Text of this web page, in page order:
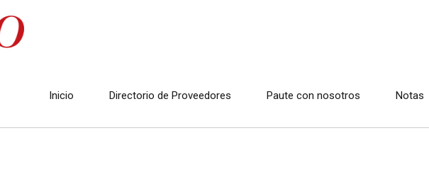
Inicio Directorio de Proveedores Paute con nosotros Notas